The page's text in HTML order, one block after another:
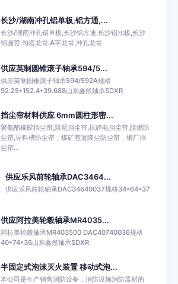
长沙/湖南冲孔铝单板,铝方通,...
长沙/湖南冲孔铝单板,长沙铝方通,长沙铝扣板,长沙
铝圆管,勾搭龙骨,A字龙骨,冲孔龙骨
供应英制圆锥滚子轴承594/5...
供应英制圆锥滚子轴承594/592A规格
92.25*152.4*39.688山东鑫然轴承SDXR
挡尘帘材料供应 6mm圆柱形密...
聚氨酯橡胶挡尘帘,阻尼挡尘帘,抗静电挡尘帘,阻燃防
尘帘,导料槽防尘帘，煤矿巷道降尘防尘帘，钢厂挡
尘帘...
供应乐风前轮轴承DAC3464...
供应乐风前轮轴承DAC34640037规格34*64*37
供应阿拉美轮毂轴承MR4035...
阿拉美轮毂轴承MR403500 DAC40740036规格
40*74*36山东鑫然轴承SDXR
半固定式泡沫灭火装置 移动式泡...
本公司是生产销售消防设备，消防设施消防器材的